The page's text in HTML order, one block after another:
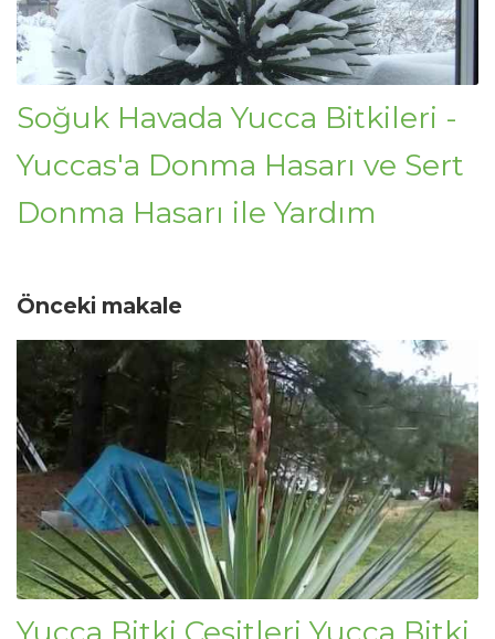
Soğuk Havada Yucca Bitkileri -
Yuccas'a Donma Hasarı ve Sert
Donma Hasarı ile Yardım
Önceki makale